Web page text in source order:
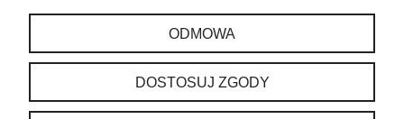
MOJE KONTO
O NAS
ODMOWA
DOSTOSUJ ZGODY